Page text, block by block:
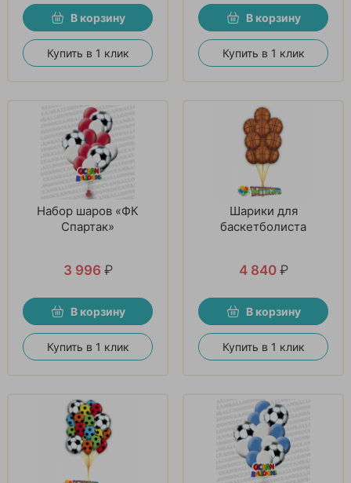
В корзину
Купить в 1 клик
В корзину
Купить в 1 клик
Набор шаров «ФК
Спартак»
3 996 ₽
В корзину
Купить в 1 клик
Шарики для
баскетболиста
4 840 ₽
В корзину
Купить в 1 клик